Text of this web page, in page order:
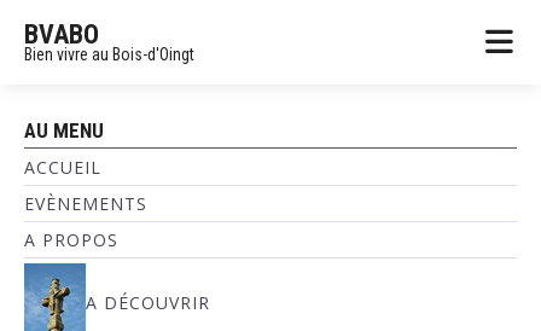
BVABO
Bien vivre au Bois-d'Oingt
AU MENU
ACCUEIL
EVÈNEMENTS
A PROPOS
A DÉCOUVRIR